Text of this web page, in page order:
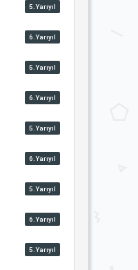
5.Yarıyıl
6.Yarıyıl
5.Yarıyıl
6.Yarıyıl
5.Yarıyıl
6.Yarıyıl
5.Yarıyıl
6.Yarıyıl
5.Yarıyıl